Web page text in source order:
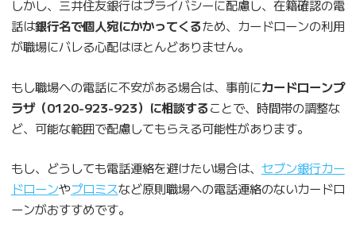
しかし、三井住友銀行はプライバシーに配慮し、在籍確認の電
話は銀行名で個人宛にかかってくるため、カードローンの利用
が職場にバレる心配はほとんどありません。
もし職場への電話に不安がある場合は、事前にカードローンプ
ラザ（0120-923-923）に相談することで、時間帯の調整な
ど、可能な範囲で配慮してもらえる可能性があります。
もし、どうしても電話連絡を避けたい場合は、 セブン銀行カー
ドローンやプロミスなど原則職場への電話連絡のないカードロ
ーンがおすすめです。